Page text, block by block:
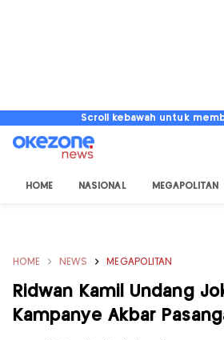
Scroll kebawah untuk
HOME NASIONAL MEGAPOLITAN
HOME NEWS MEGAPOLITAN
Ridwan Kamil Undang
Kampanye Akbar